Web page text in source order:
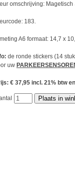
omschrijving: Magetisch
183.
A6 formaat: 14,7 x
de ronde stickers (14
uw
€ 37,95 incl. 21% btw